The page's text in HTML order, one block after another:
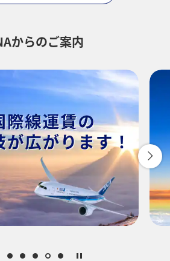
ぎ所要時間を追加する
ョンコードについて
索
た条件でのもっともおトクな運賃となりま
できない都市・日付となります。空席照会
からのご案内